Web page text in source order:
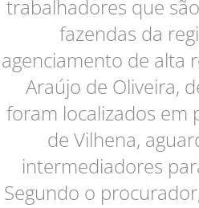
trabalhadores que
fazendas da
agenciamento de alta
Araújo de Oliveira,
foram localizados em
de Vilhena,
intermediadores
Segundo o